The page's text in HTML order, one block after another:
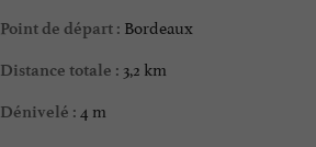
Point de départ : Bordeaux
Distance totale : 3,2 km
Dénivelé : 4 m